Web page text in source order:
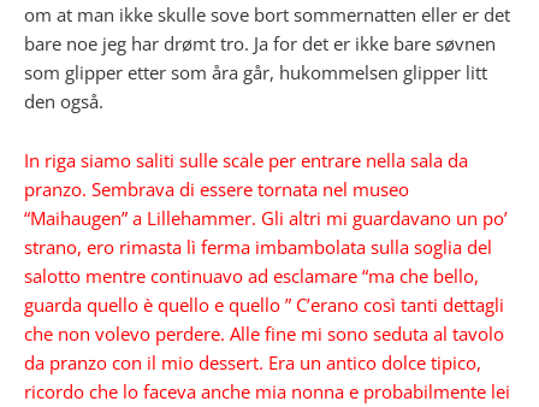
om at man ikke skulle sove bort sommernatten eller er det
bare noe jeg har drømt tro. Ja for det er ikke bare søvnen
som glipper etter som åra går, hukommelsen glipper litt
den også.
In riga siamo saliti sulle scale per entrare nella sala da
pranzo. Sembrava di essere tornata nel museo
“Maihaugen” a Lillehammer. Gli altri mi guardavano un po’
strano, ero rimasta lì ferma imbambolata sulla soglia del
salotto mentre continuavo ad esclamare “ma che bello,
guarda quello è quello e quello ” C’erano così tanti dettagli
che non volevo perdere. Alle fine mi sono seduta al tavolo
da pranzo con il mio dessert. Era un antico dolce tipico,
ricordo che lo faceva anche mia nonna e probabilmente lei